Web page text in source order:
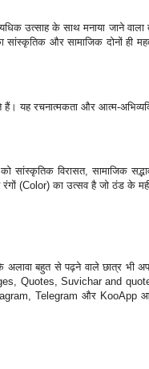
उत्साह के साथ मनाया जाने वाला
और सामाजिक दोनों ही
यह रचनात्मकता और आत्म-
सांस्कृतिक विरासत, सामाजिक
(Color) का उत्सव है जो ठंड के
बहुत से पढ़ने वाले छात्र भी
Quotes, Suvichar and
Telegram और KooApp